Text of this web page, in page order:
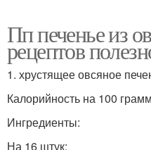
Пп печенье из
рецептов
1. хрустящее овсяное
Калорийность на 100
Ингредиенты:
На 16 штук: